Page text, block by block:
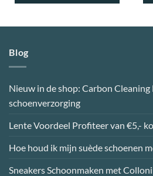
Blog
Nieuw in de shop: Carbon
schoenverzorging
Lente Voordeel Profiteer van €5,-
Hoe houd ik mijn suède schoenen
Sneakers Schoonmaken met